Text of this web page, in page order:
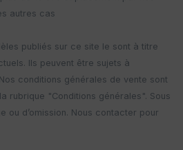
autres cas
publiés sur ce site le sont à titre
Ils peuvent être sujets à
conditions générales de vente sont
rubrique "Conditions générales". Sous
ou d’omission. Nous contacter pour